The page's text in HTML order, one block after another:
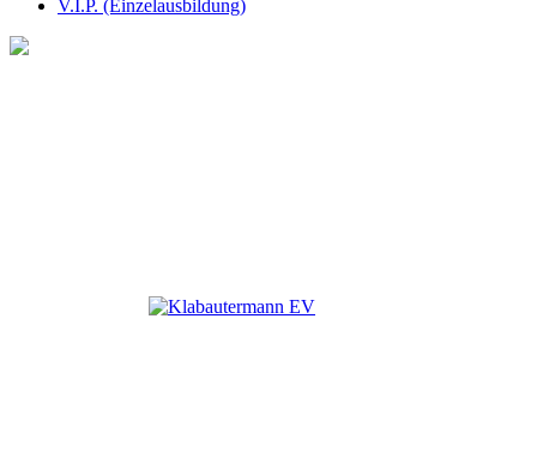
V.I.P. (Einzelausbildung)